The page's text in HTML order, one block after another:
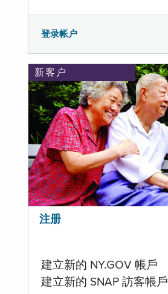
登录帐户
新客户
注册
建立新的 NY.GOV 帳戶
建立新的 SNAP 訪客帳戶